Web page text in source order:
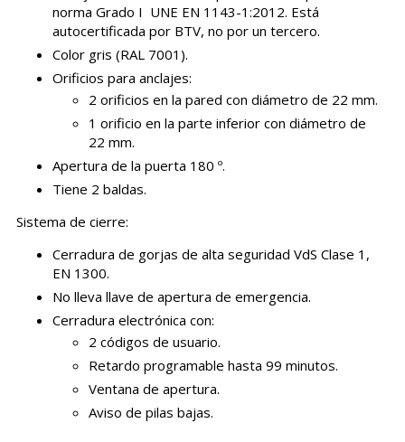
norma Grado I UNE EN 1143-1:2012. Está
autocertificada por BTV, no por un tercero.
Color gris (RAL 7001).
Orificios para anclajes:
2 orificios en la pared con diámetro de 22 mm.
1 orificio en la parte inferior con diámetro de
22 mm.
Apertura de la puerta 180 º.
Tiene 2 baldas.
Sistema de cierre:
Cerradura de gorjas de alta seguridad VdS Clase 1,
EN 1300.
No lleva llave de apertura de emergencia.
Cerradura electrónica con:
2 códigos de usuario.
Retardo programable hasta 99 minutos.
Ventana de apertura.
Aviso de pilas bajas.